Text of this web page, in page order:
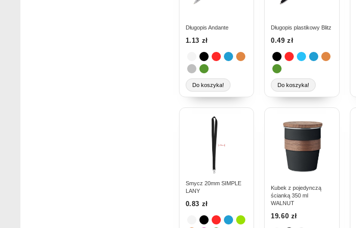
Długopis Andante
1.13 zł
Do koszyka!
wybrać
na
stronie
produktu
Długopis plastikowy Blitz
0.49zł
Do koszyka!
wybrać
na
stronie
produktu
Smycz 20mm SIMPLE
LANY
0.83 zł
wariantów.
można
wybrać
na
stronie
Kubek z pojedynczą
ścianką 350 ml
WALNUT
19.60 zł
produkt
wiele
wariantów.
Opcje
wybrać
na
stronie